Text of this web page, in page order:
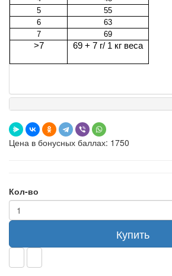
5
55
6
63
7
69
>7 69 + 7 г/ 1 кг веса
Цена в бонусных баллах: 1750
Кол-во
Купить